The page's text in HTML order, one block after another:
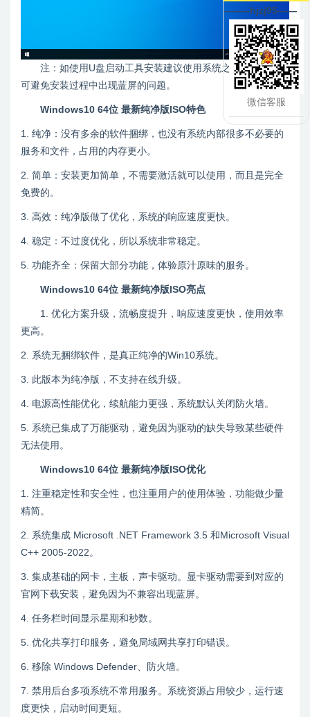
注：如使用U盘启动工具安装建议使用系统之家装机大师，
可避免安装过程中出现蓝屏的问题。
Windows10 64位 最新纯净版ISO特色
1. 纯净：没有多余的软件捆绑，也没有系统内部很多不必要的
服务和文件，占用的内存更小。
2. 简单：安装更加简单，不需要激活就可以使用，而且是完全
免费的。
3. 高效：纯净版做了优化，系统的响应速度更快。
4. 稳定：不过度优化，所以系统非常稳定。
5. 功能齐全：保留大部分功能，体验原汁原味的服务。
Windows10 64位 最新纯净版ISO亮点
1. 优化方案升级，流畅度提升，响应速度更快，使用效率
更高。
2. 系统无捆绑软件，是真正纯净的Win10系统。
3. 此版本为纯净版，不支持在线升级。
4. 电源高性能优化，续航能力更强，系统默认关闭防火墙。
5. 系统已集成了万能驱动，避免因为驱动的缺失导致某些硬件
无法使用。
Windows10 64位 最新纯净版ISO优化
1. 注重稳定性和安全性，也注重用户的使用体验，功能做少量
精简。
2. 系统集成 Microsoft .NET Framework 3.5 和Microsoft Visual
C++ 2005-2022。
3. 集成基础的网卡，主板，声卡驱动。显卡驱动需要到对应的
官网下载安装，避免因为不兼容出现蓝屏。
4. 任务栏时间显示星期和秒数。
5. 优化共享打印服务，避免局域网共享打印错误。
6. 移除 Windows Defender、防火墙。
7. 禁用后台多项系统不常用服务。系统资源占用较少，运行速
度更快，启动时间更短。
--——hjzj95——
微信客服